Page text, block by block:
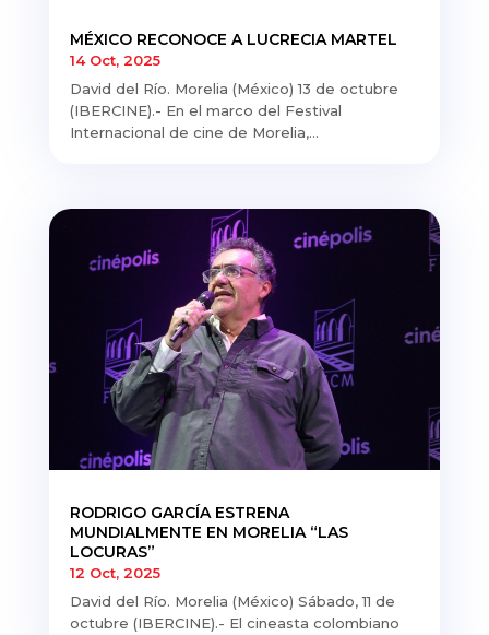
MÉXICO RECONOCE A LUCRECIA MARTEL
14 Oct, 2025
David del Río. Morelia (México) 13 de octubre
(IBERCINE).- En el marco del Festival
Internacional de cine de Morelia,...
RODRIGO GARCÍA ESTRENA
MUNDIALMENTE EN MORELIA “LAS
LOCURAS”
12 Oct, 2025
David del Río. Morelia (México) Sábado, 11 de
octubre (IBERCINE).- El cineasta colombiano